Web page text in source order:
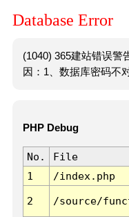
Database Error
(1040) 365建站错误警
因：1、数据库密码不
PHP Debug
No. File
1
/index.php
2 /source/